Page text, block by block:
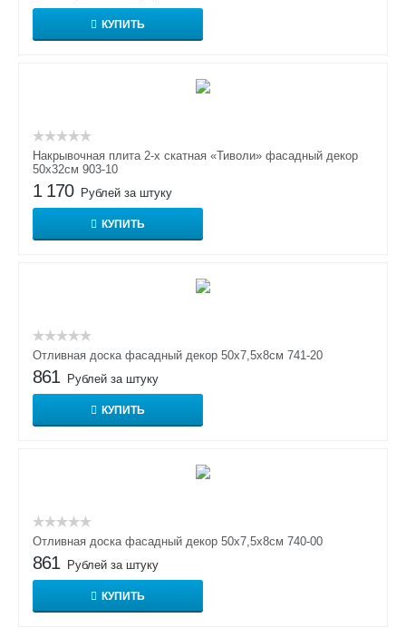
КУПИТЬ
Накрывочная плита 2-х скатная «Тиволи» фасадный декор
50х32см 903-10
1 170 Рублей за штуку
КУПИТЬ
Отливная доска фасадный декор 50х7,5х8см 741-20
861 Рублей за штуку
КУПИТЬ
Отливная доска фасадный декор 50х7,5х8см 740-00
861 Рублей за штуку
КУПИТЬ